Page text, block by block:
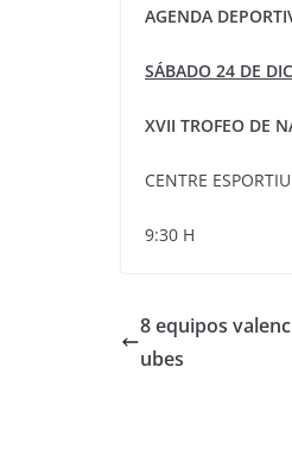
AGENDA
SÁBADO 24 DE
XVII TROFEO DE
CENTRE
9:30 H
8 equipos
ubes